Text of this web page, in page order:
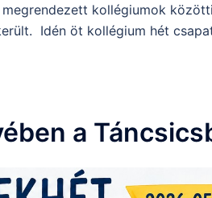
kollégiumok
Idén öt kollégium hét
a